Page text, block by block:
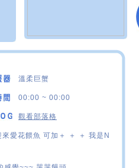
溫柔巨蟹
00:00 ~ 00:00
觀看部落格
愛花餵魚 可加＋ ＋ ＋ 我是N